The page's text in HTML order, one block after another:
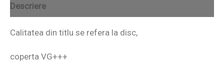
Descriere
Calitatea din titlu se refera la disc,
coperta VG+++